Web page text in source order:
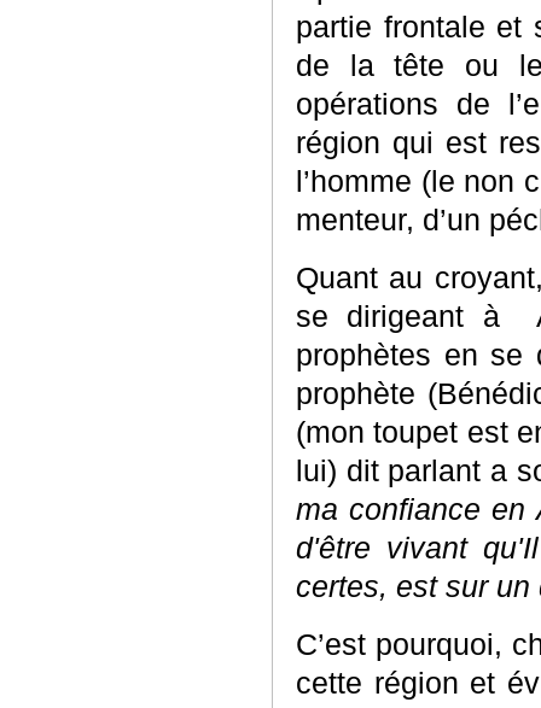
partie frontale et
de la tête ou le
opérations de
région qui est
l’homme (le non
menteur, d’un
Quant au
se dirigeant à
prophètes en se
prophète
(mon toupet est
lui) dit parlant a
ma confiance en
d'être vivant
certes, est sur un
C’est pourquoi,
cette région et